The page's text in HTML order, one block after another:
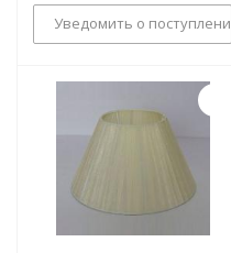
Уведомить о поступлении